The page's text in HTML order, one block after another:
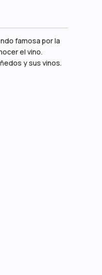
famosa por la
el vino.
y sus vinos.